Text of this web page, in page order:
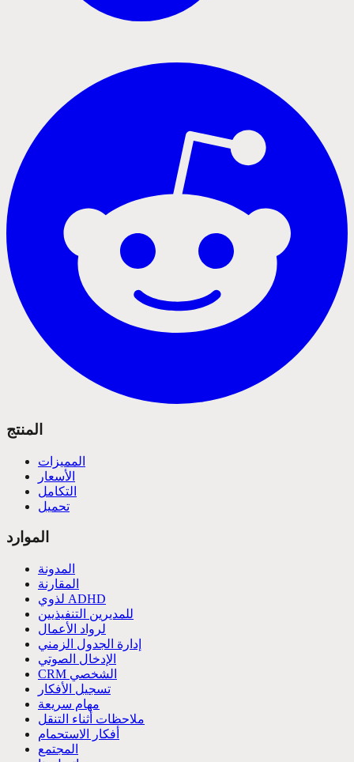
المنتج
المميزات
الأسعار
التكامل
تحميل
الموارد
المدونة
المقارنة
لذوي ADHD
للمديرين التنفيذيين
لرواد الأعمال
إدارة الجدول الزمني
الإدخال الصوتي
CRM الشخصي
تسجيل الأفكار
مهام سريعة
ملاحظات أثناء التنقل
أفكار الاستحمام
المجتمع